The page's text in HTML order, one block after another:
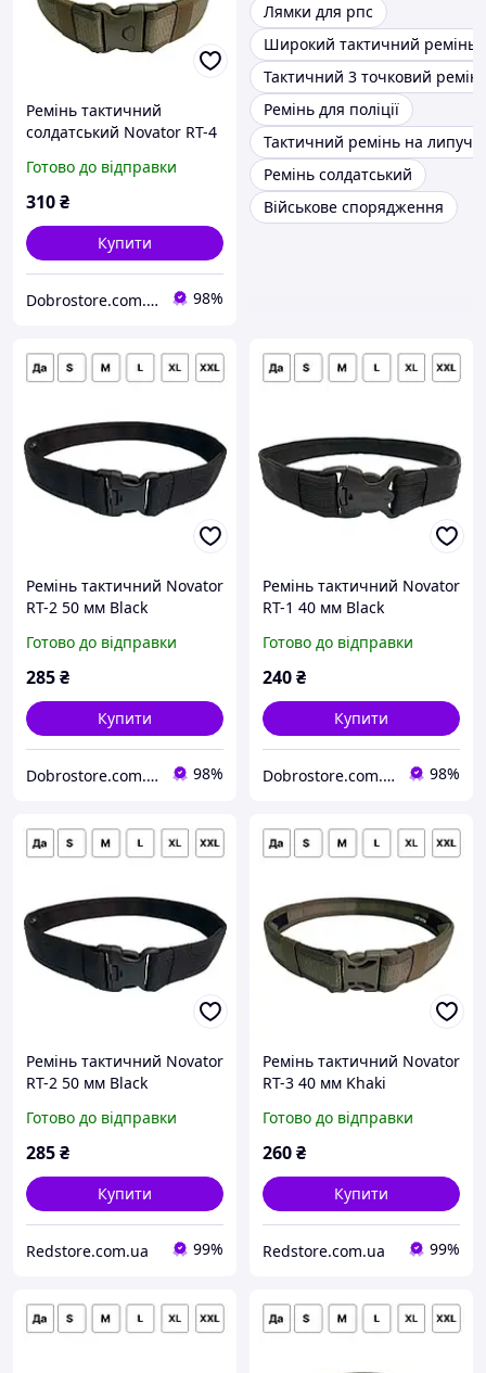
Ремінь тактичний
солдатський Novator RT-4
пояс для військових
охоронців поліцейських
Готово до відправки
310₴
Купити
Dobrostore.com.ua 98%
Лямки для рпс
Широкий тактичний ремінь
Тактичний 3 точковий
Ремінь для поліції
Тактичний ремінь на липучці
Ремінь солдатський
Військове спорядження
Ремінь тактичний Novator
RT-2 50 мм Black
військових охоронців
поліцейських D_1404
Готово до відправки
285₴
Купити
Dobrostore.com.ua 98%
Ремінь тактичний Novator
RT-1 40 мм Black
військових охоронців
поліцейських D_1406
Готово до відправки
240₴
Купити
Dobrostore.com.ua 98%
Ремінь тактичний Novator
RT-2 50 мм Black
військових охоронців
поліцейських R_1404
Готово до відправки
285₴
Купити
Redstore.com.ua 99%
Ремінь тактичний Novator
RT-3 40 мм Khaki
військових охоронців
поліцейських R_1405
Готово до відправки
260₴
Купити
Redstore.com.ua 99%